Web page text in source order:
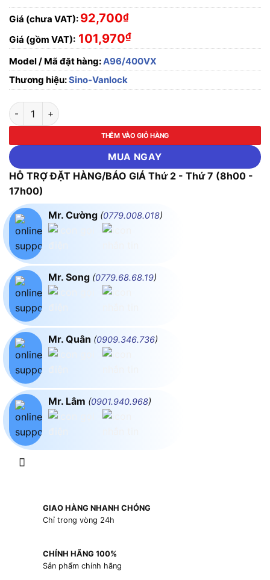
Giá (chưa VAT): 92,700₫
Giá (gồm VAT): 101,970₫
Model / Mã đặt hàng:A96/400VX
Thương hiệu:Sino-Vanlock
Hạt chiết áp quạt 400VA Sino A96/400VX số lượng
THÊM VÀO GIỎ HÀNG
MUA NGAY
HỖ TRỢ ĐẶT HÀNG/BÁO GIÁ Thứ 2 - Thứ 7 (8h00 -
17h00)
Mr. Cường (0779.008.018)
Mr. Song (0779.68.68.19)
Mr. Quân (0909.346.736)
Mr. Lâm (0901.940.968)
GIAO HÀNG NHANH CHÓNG
Chỉ trong vòng 24h
CHÍNH HÃNG 100%
Sản phẩm chính hãng